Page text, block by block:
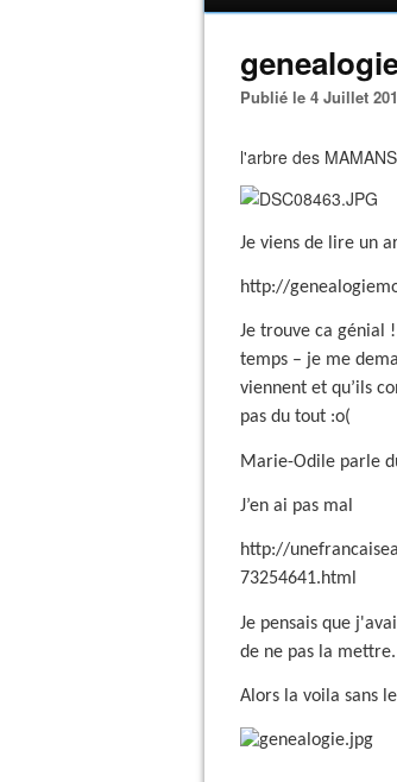
Publié le 4 Juillet
l'arbre des MAMANS
Je viens de lire un
http://
Je trouve ca génial !
temps – je me
viennent et qu’ils
pas du tout :o(
Marie-Odile parle
J’en ai pas mal
http://
73254641.html
Je pensais que
de ne pas la mettre.
Alors la voila sans